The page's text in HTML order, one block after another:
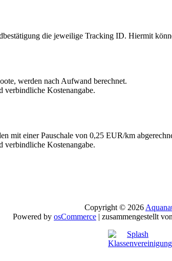
die jeweilige Tracking ID. Hiermit
werden nach Aufwand berechnet.
verbindliche Kostenangabe.
mit einer Pauschale von 0,25 EUR/km
verbindliche Kostenangabe.
Copyright © 2026
Powered by osCommerce | zusammengestellt von